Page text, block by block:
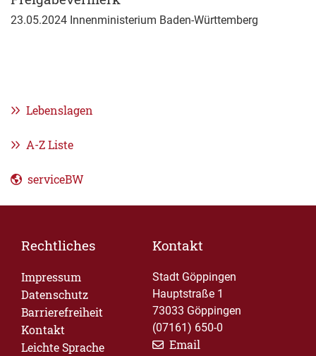
23.05.2024 Innenministerium Baden-Württemberg
Lebenslagen
A-Z Liste
serviceBW
Rechtliches
Impressum
Datenschutz
Barrierefreiheit
Kontakt
Leichte Sprache
Kontakt
Stadt Göppingen
Hauptstraße 1
73033 Göppingen
(07161) 650-0
Email